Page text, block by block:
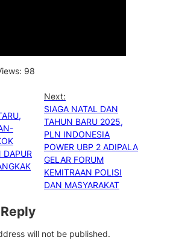
98
DAPUR
Next:
SIAGA NATAL DAN
TAHUN BARU 2025,
PLN INDONESIA
POWER UBP 2 ADIPALA
GELAR FORUM
KEMITRAAN POLISI
DAN MASYARAKAT
will not be published.